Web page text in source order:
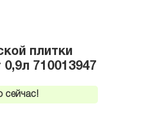
плитки
710013947
сейчас!